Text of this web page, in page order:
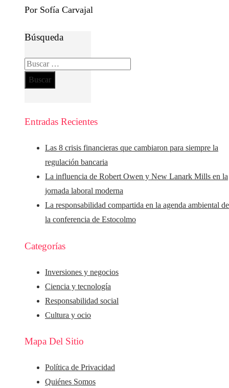
Por Sofía Carvajal
Búsqueda
Buscar:
Entradas Recientes
Las 8 crisis financieras que cambiaron para siempre la
regulación bancaria
La influencia de Robert Owen y New Lanark Mills en la
jornada laboral moderna
La responsabilidad compartida en la agenda ambiental
la conferencia de Estocolmo
Categorías
Inversiones y negocios
Ciencia y tecnología
Responsabilidad social
Cultura y ocio
Mapa Del Sitio
Política de Privacidad
Quiénes Somos